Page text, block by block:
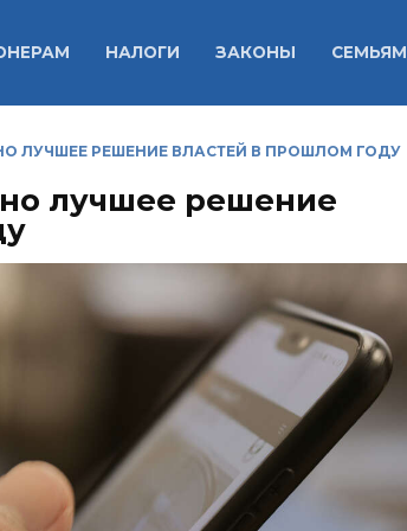
НАЛОГИ ЗАКОНЫ СЕМЬЯМ
ЛУЧШЕЕ РЕШЕНИЕ ВЛАСТЕЙ В ПРОШЛОМ ГОДУ
лучшее решение